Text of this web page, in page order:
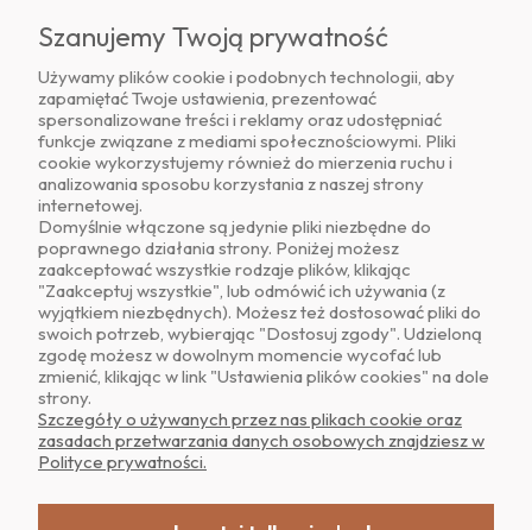
Znajdź nas na
O NAS
OBSŁUGA KLIENTA
POMOC
MOJE KONTO
Szanujemy Twoją prywatność
Używamy plików cookie i podobnych technologii, aby
zapamiętać Twoje ustawienia, prezentować
spersonalizowane treści i reklamy oraz udostępniać
funkcje związane z mediami społecznościowymi. Pliki
cookie wykorzystujemy również do mierzenia ruchu i
analizowania sposobu korzystania z naszej strony
internetowej.
Domyślnie włączone są jedynie pliki niezbędne do
poprawnego działania strony. Poniżej możesz
zaakceptować wszystkie rodzaje plików, klikając
"Zaakceptuj wszystkie", lub odmówić ich używania (z
wyjątkiem niezbędnych). Możesz też dostosować pliki do
swoich potrzeb, wybierając "Dostosuj zgody". Udzieloną
zgodę możesz w dowolnym momencie wycofać lub
zmienić, klikając w link "Ustawienia plików cookies" na dole
strony.
Szczegóły o używanych przez nas plikach cookie oraz
zasadach przetwarzania danych osobowych znajdziesz w
Polityce prywatności.